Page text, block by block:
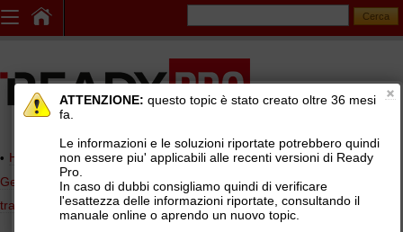
Home page> AREE DI SUPPORTO TECNICO GRATUITO>
Gestionale Ready Pro>Logistica, lotti e matricole, picking, corrieri e
tracking
Distinte di spedizione vettori (BRT, SDA, TNT, UPS, GLS, ...)
ATTENZIONE: questo topic è stato creato oltre 36 mesi
fa.
Le informazioni e le soluzioni riportate potrebbero quindi
non essere piu' applicabili alle recenti versioni di Ready
Pro.
In caso di dubbi consigliamo quindi di verificare
l'esattezza delle informazioni riportate, consultando il
manuale online o aprendo un nuovo topic.